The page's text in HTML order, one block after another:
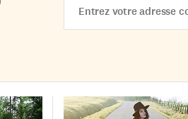
Address